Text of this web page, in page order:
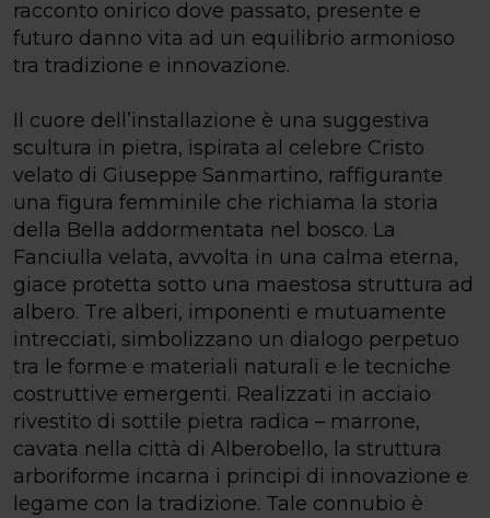
racconto onirico dove passato, presente e
futuro danno vita ad un equilibrio armonioso
tra tradizione e innovazione.
Il cuore dell’installazione è una suggestiva
scultura in pietra, ispirata al celebre Cristo
velato di Giuseppe Sanmartino, raffigurante
una figura femminile che richiama la storia
della Bella addormentata nel bosco. La
Fanciulla velata, avvolta in una calma eterna,
giace protetta sotto una maestosa struttura ad
albero. Tre alberi, imponenti e mutuamente
intrecciati, simbolizzano un dialogo perpetuo
tra le forme e materiali naturali e le tecniche
costruttive emergenti. Realizzati in acciaio
rivestito di sottile pietra radica – marrone,
cavata nella città di Alberobello, la struttura
arboriforme incarna i principi di innovazione e
legame con la tradizione. Tale connubio è